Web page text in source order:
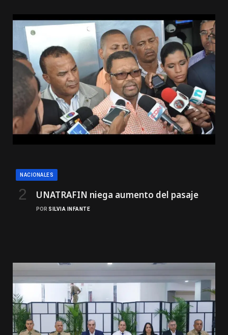
NACIONALES
UNATRAFIN niega aumento del pasaje
POR SILVIA INFANTE